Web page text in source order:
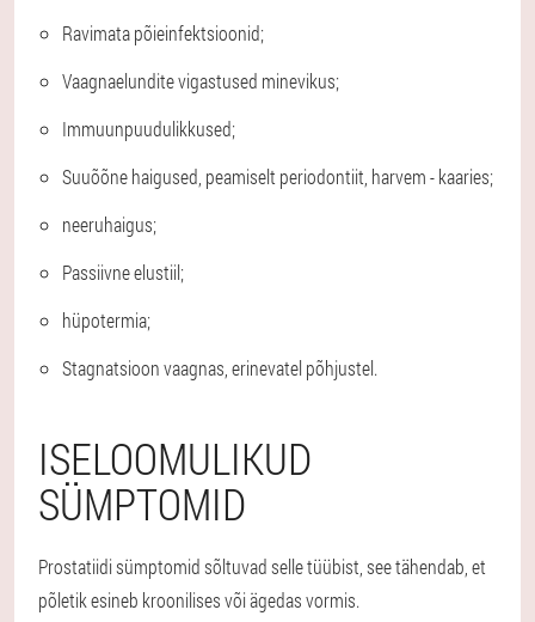
Ravimata põieinfektsioonid;
Vaagnaelundite vigastused minevikus;
Immuunpuudulikkused;
Suuõõne haigused, peamiselt periodontiit, harvem - kaaries;
neeruhaigus;
Passiivne elustiil;
hüpotermia;
Stagnatsioon vaagnas, erinevatel põhjustel.
ISELOOMULIKUD
SÜMPTOMID
Prostatiidi sümptomid sõltuvad selle tüübist, see tähendab, et
põletik esineb kroonilises või ägedas vormis.